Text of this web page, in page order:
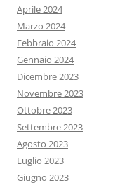
Aprile 2024
Marzo 2024
Febbraio 2024
Gennaio 2024
Dicembre 2023
Novembre 2023
Ottobre 2023
Settembre 2023
Agosto 2023
Luglio 2023
Giugno 2023